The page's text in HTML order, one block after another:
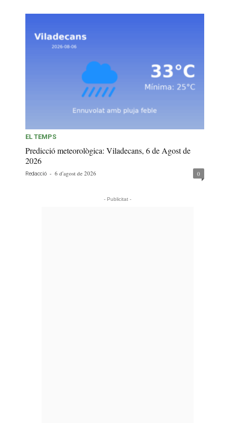
EL TEMPS
Predicció meteorològica: Viladecans, 6 de Agost de
2026
Redacció - 6 d'agost de 2026 0
- Publicitat -